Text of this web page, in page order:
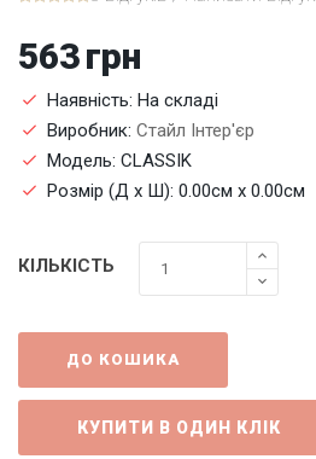
563грн
Наявність: На складі
Виробник:Стайл Інтер'єр
Модель: CLASSIK
Розмір (Д x Ш): 0.00см x 0.00см
КІЛЬКІСТЬ
ДО КОШИКА